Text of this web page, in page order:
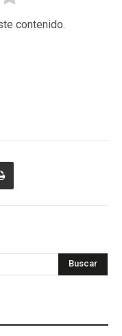
contenido.
Buscar